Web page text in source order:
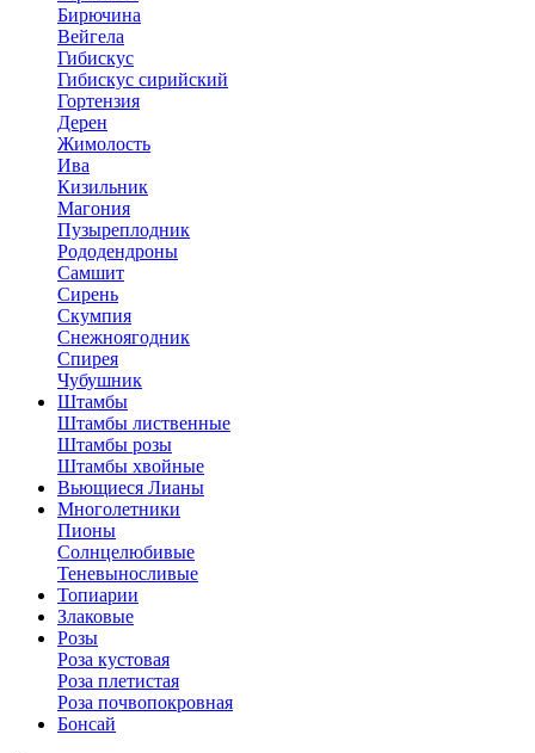
Бирючина
Вейгела
Гибискус
Гибискус сирийский
Гортензия
Дерен
Жимолость
Ива
Кизильник
Магония
Пузыреплодник
Рододендроны
Самшит
Сирень
Скумпия
Снежноягодник
Спирея
Чубушник
Штамбы
Штамбы лиственные
Штамбы розы
Штамбы хвойные
Вьющиеся Лианы
Многолетники
Пионы
Солнцелюбивые
Теневыносливые
Топиарии
Злаковые
Розы
Роза кустовая
Роза плетистая
Роза почвопокровная
Бонсай